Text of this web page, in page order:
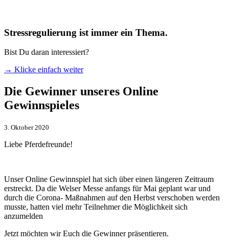
Stressregulierung ist immer ein Thema.
Bist Du daran interessiert?
→ Klicke einfach weiter
Die Gewinner unseres Online
Gewinnspieles
3. Oktober 2020
Liebe Pferdefreunde!
Unser Online Gewinnspiel hat sich über einen längeren Zeitraum
erstreckt. Da die Welser Messe anfangs für Mai geplant war und
durch die Corona- Maßnahmen auf den Herbst verschoben werden
musste, hatten viel mehr Teilnehmer die Möglichkeit sich
anzumelden
Jetzt möchten wir Euch die Gewinner präsentieren.